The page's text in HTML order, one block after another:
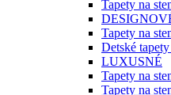
Tapety na
Tapety na
Detské
LUXUSNÉ
Tapety na
Tapety na